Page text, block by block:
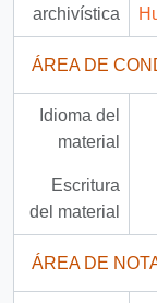
archivística
ÁREA DE
Idioma del
material
Escritura
del material
ÁREA DE